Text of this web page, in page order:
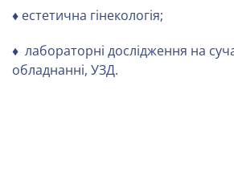
♦ естетична гінекологія;
♦ лабораторні дослідження на
обладнанні, УЗД.